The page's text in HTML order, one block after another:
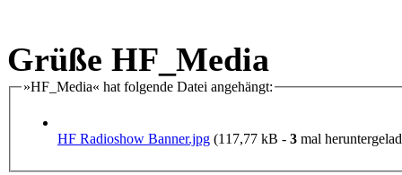
Grüße HF_Media
»HF_Media« hat folgende Datei angehängt:
HF Radioshow Banner.jpg (117,77 kB - 3 mal